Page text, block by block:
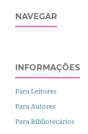
NAVEGAR
INFORMAÇÕES
Para Leitores
Para Autores
Para Bibliotecários